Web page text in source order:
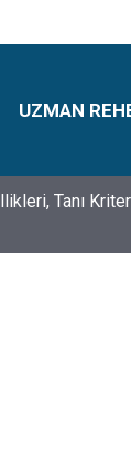
UZMAN
Tarihinin